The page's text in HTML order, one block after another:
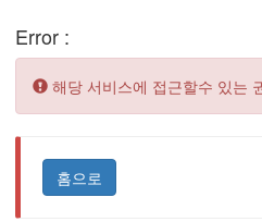
Error :
Error:
해당 서비스에 접근할수 있는
홈으로